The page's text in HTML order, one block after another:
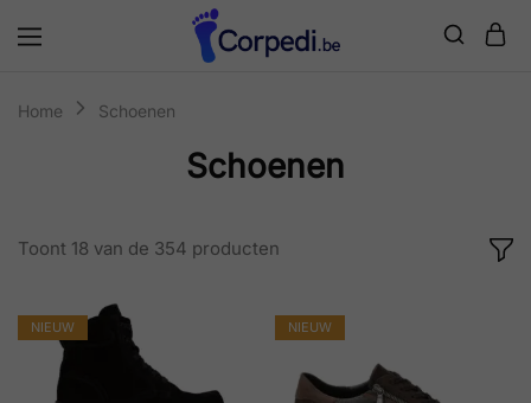
Home Schoenen
Schoenen
Toont 18 van de 354 producten
NIEUW NIEUW